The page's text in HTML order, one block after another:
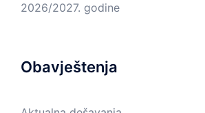
2026/2027. godine
Obavještenja